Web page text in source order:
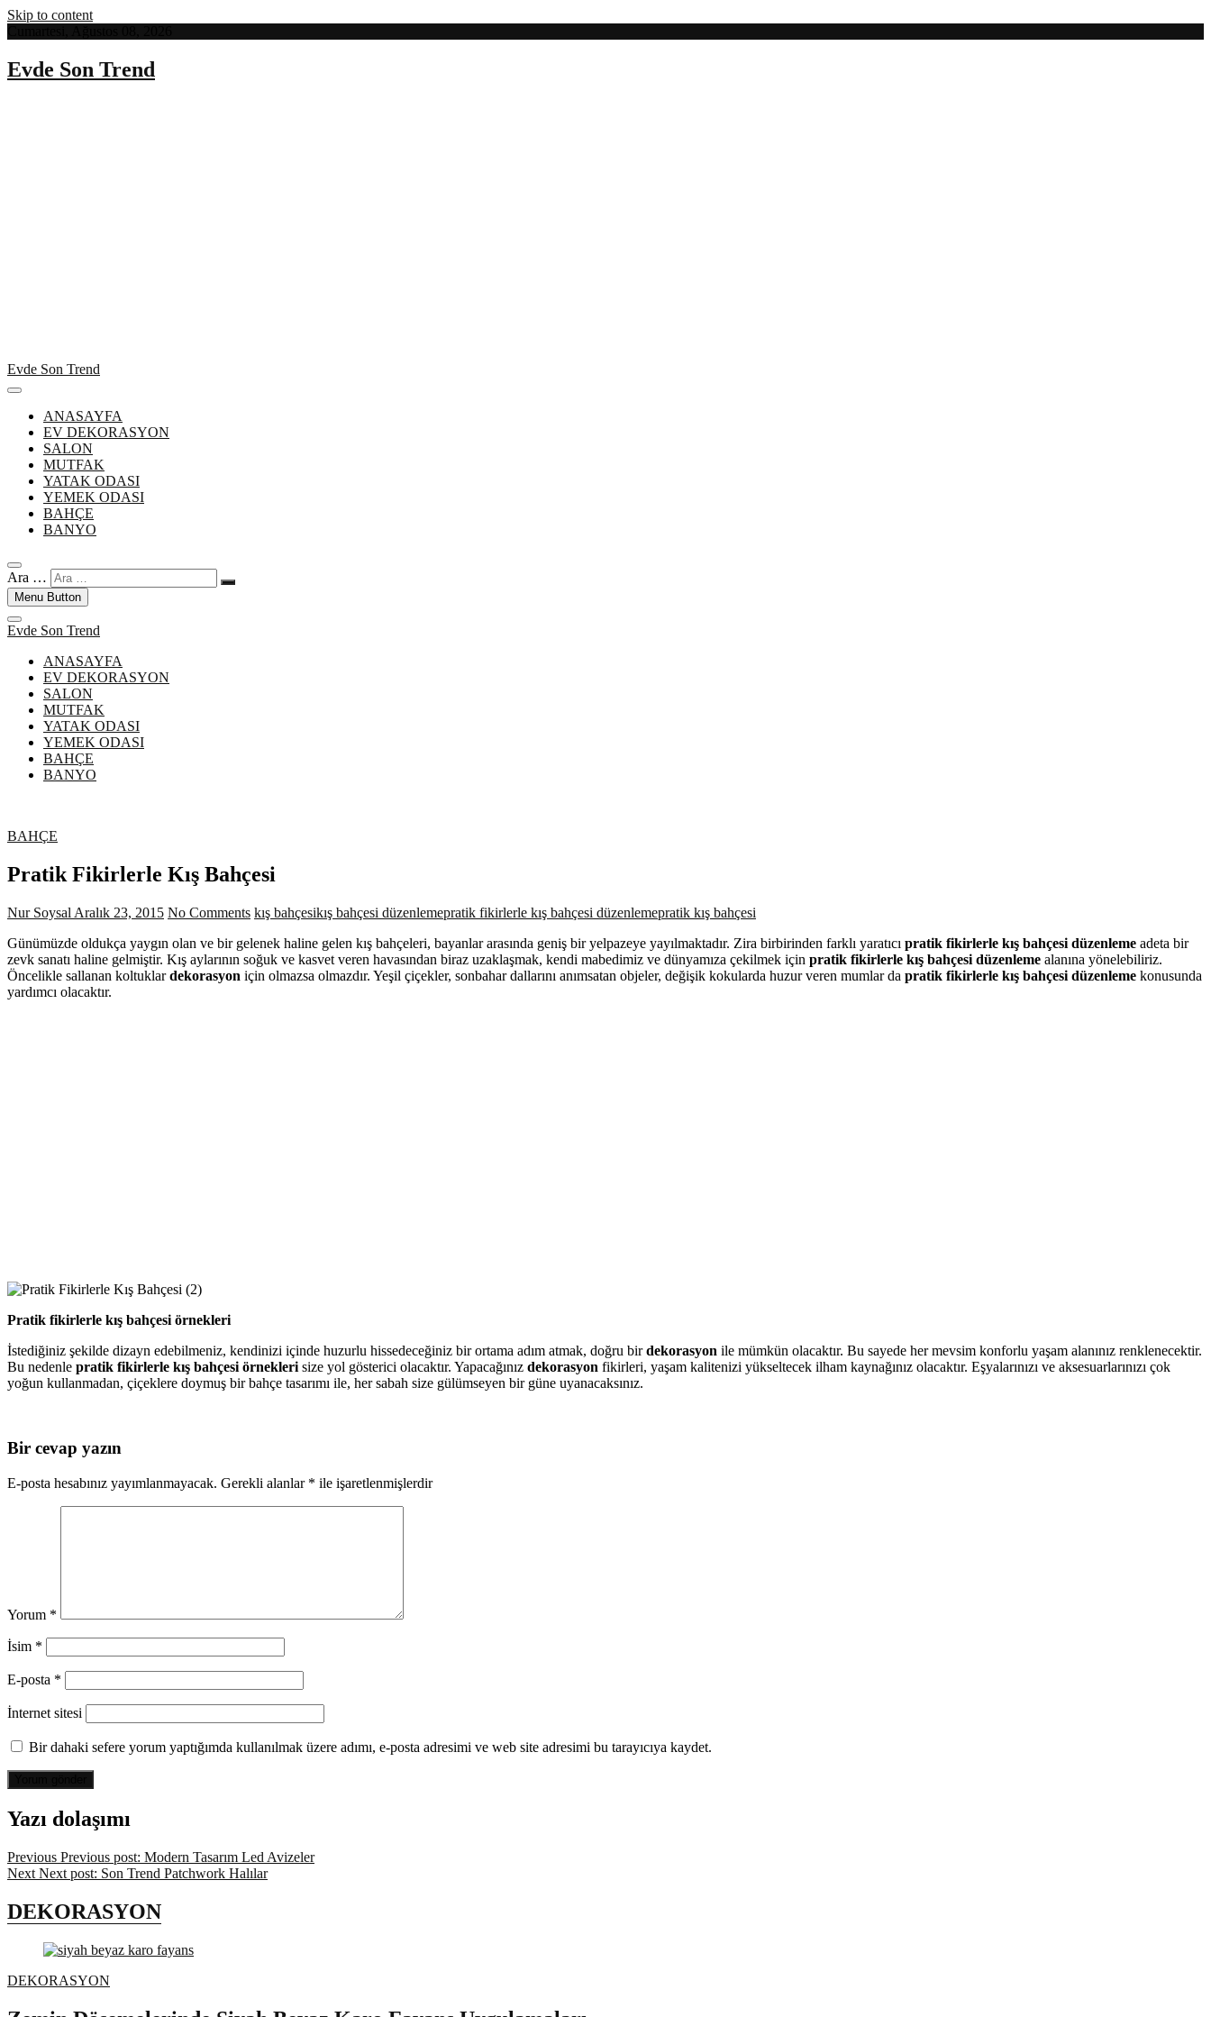
Skip to content
Evde Son Trend
Evde Son Trend
ANASAYFA
EV DEKORASYON
SALON
MUTFAK
YATAK ODASI
YEMEK ODASI
BAHÇE
BANYO
Ara …
Menu Button
Evde Son Trend
ANASAYFA
EV DEKORASYON
SALON
MUTFAK
YATAK ODASI
YEMEK ODASI
BAHÇE
BANYO
BAHÇE
Pratik Fikirlerle Kış Bahçesi
Nur Soysal Aralık 23, 2015 No Comments kış bahçesikış bahçesi düzenlemepratik fikirlerle kış bahçesi düzenlemepratik kış bahçesi
Günümüzde oldukça yaygın olan ve bir gelenek haline gelen kış bahçeleri, bayanlar arasında geniş bir yelpazeye yayılmaktadır. Zira birbirinden farklı yaratıcı pratik fikirlerle kış bahçesi düzenleme adeta bir
zevk sanatı haline gelmiştir. Kış aylarının soğuk ve kasvet veren havasından biraz uzaklaşmak, kendi mabedimiz ve dünyamıza çekilmek için pratik fikirlerle kış bahçesi düzenleme alanına yönelebiliriz.
Öncelikle sallanan koltuklardekorasyon için olmazsa olmazdır. Yeşil çiçekler, sonbahar dallarını anımsatan objeler, değişik kokularda huzur veren mumlar da pratik fikirlerle kış bahçesi düzenleme konusunda
yardımcı olacaktır.
Pratik fikirlerle kış bahçesi örnekleri
İstediğiniz şekilde dizayn edebilmeniz, kendinizi içinde huzurlu hissedeceğiniz bir ortama adım atmak, doğru birdekorasyon ile mümkün olacaktır. Bu sayede her mevsim konforlu yaşam alanınız renklenecektir.
Bu nedenle pratik fikirlerle kış bahçesi örnekleri size yol gösterici olacaktır. Yapacağınız dekorasyon fikirleri, yaşam kalitenizi yükseltecek ilham kaynağınız olacaktır. Eşyalarınızı ve aksesuarlarınızı çok
yoğun kullanmadan, çiçeklere doymuş bir bahçe tasarımı ile, her sabah size gülümseyen bir güne uyanacaksınız.
Bir cevap yazın
E-posta hesabınız yayımlanmayacak. Gerekli alanlar * ile işaretlenmişlerdir
Yorum *
İsim *
E-posta *
İnternet sitesi
Bir dahaki sefere yorum yaptığımda kullanılmak üzere adımı, e-posta adresimi ve web site adresimi bu tarayıcıya kaydet.
Yazı dolaşımı
Previous Previous post: Modern Tasarım Led Avizeler
Next Next post: Son Trend Patchwork Halılar
DEKORASYON
DEKORASYON